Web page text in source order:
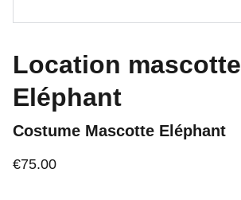
Location mascotte
Eléphant
Costume Mascotte Eléphant
€75.00